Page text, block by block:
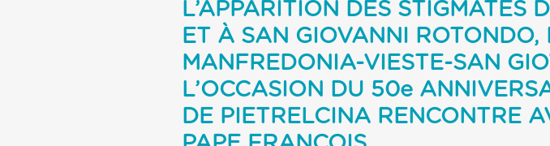
L’APPARITION DES STIGMATES
ET À SAN GIOVANNI ROTONDO,
MANFREDONIA-VIESTE-SAN
L’OCCASION DU 50e
DE PIETRELCINA RENCONTRE